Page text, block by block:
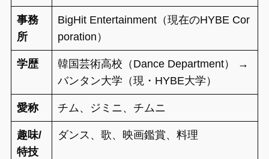
事務
所
BigHit Entertainment（現在のHYBE Cor
poration）
学歴
韓国芸術高校（Dance Department） →
バンタン大学（現・HYBE大学）
愛称 チム、ジミニ、チムニ
趣味/
特技
ダンス、歌、映画鑑賞、料理